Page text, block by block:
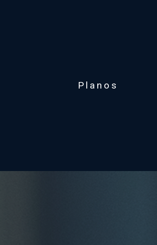
Planos